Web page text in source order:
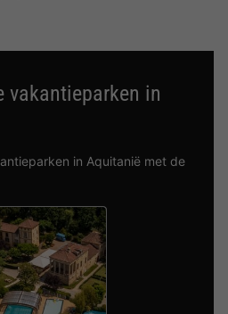
vakantieparken in
in Aquitanië met de